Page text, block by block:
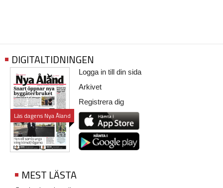
DIGITALTIDNINGEN
Läs dagens Nya Åland
Logga in till din sida
Arkivet
Registrera dig
MEST LÄSTA